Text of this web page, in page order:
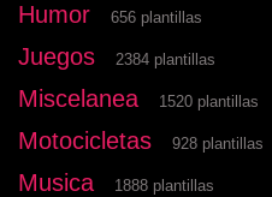
Humor 656 plantillas
Juegos 2384 plantillas
Miscelanea 1520 plantillas
Motocicletas 928 plantillas
Musica 1888 plantillas